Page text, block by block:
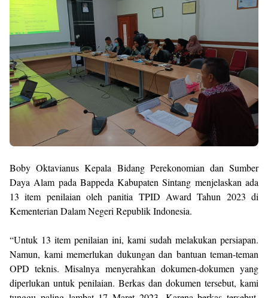
Boby Oktavianus Kepala Bidang Perekonomian dan Sumber
Daya Alam pada Bappeda Kabupaten Sintang menjelaskan ada
13 item penilaian oleh panitia TPID Award Tahun 2023 di
Kementerian Dalam Negeri Republik Indonesia.
“Untuk 13 item penilaian ini, kami sudah melakukan persiapan.
Namun, kami memerlukan dukungan dan bantuan teman-teman
OPD teknis. Misalnya menyerahkan dokumen-dokumen yang
diperlukan untuk penilaian. Berkas dan dokumen tersebut, kami